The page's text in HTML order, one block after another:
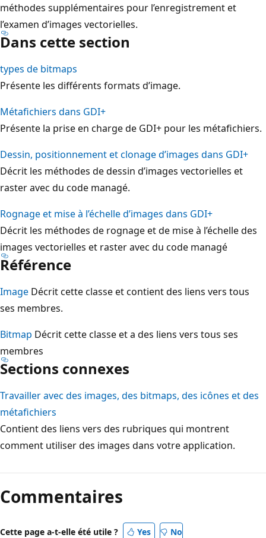
méthodes supplémentaires pour l’enregistrement et
l’examen d’images vectorielles.
Dans cette section
types de bitmaps
Présente les différents formats d’image.
Métafichiers dans GDI+
Présente la prise en charge de GDI+ pour les métafichiers.
Dessin, positionnement et clonage d’images dans GDI+
Décrit les méthodes de dessin d’images vectorielles et
raster avec du code managé.
Rognage et mise à l’échelle d’images dans GDI+
Décrit les méthodes de rognage et de mise à l’échelle des
images vectorielles et raster avec du code managé
Référence
Image Décrit cette classe et contient des liens vers tous
ses membres.
Bitmap Décrit cette classe et a des liens vers tous ses
membres
Sections connexes
Travailler avec des images, des bitmaps, des icônes et des
métafichiers
Contient des liens vers des rubriques qui montrent
comment utiliser des images dans votre application.
lecture
désactivé
Commentaires
Cette page a-t-elle été utile ? Yes No